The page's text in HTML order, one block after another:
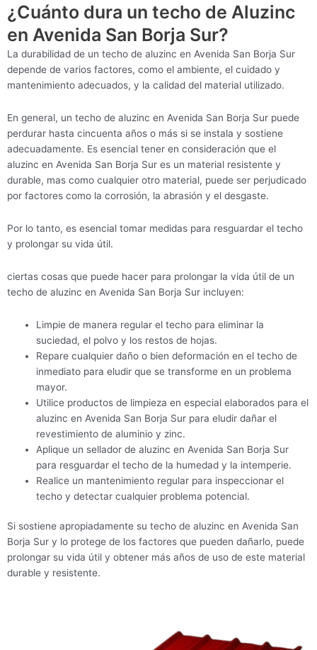
¿Cuánto dura un techo de Aluzinc
en Avenida San Borja Sur?
La durabilidad de un techo de aluzinc en Avenida San Borja Sur
depende de varios factores, como el ambiente, el cuidado y
mantenimiento adecuados, y la calidad del material utilizado.
En general, un techo de aluzinc en Avenida San Borja Sur puede
perdurar hasta cincuenta años o más si se instala y sostiene
adecuadamente. Es esencial tener en consideración que el
aluzinc en Avenida San Borja Sur es un material resistente y
durable, mas como cualquier otro material, puede ser perjudicado
por factores como la corrosión, la abrasión y el desgaste.
Por lo tanto, es esencial tomar medidas para resguardar el techo
y prolongar su vida útil.
ciertas cosas que puede hacer para prolongar la vida útil de un
techo de aluzinc en Avenida San Borja Sur incluyen:
Limpie de manera regular el techo para eliminar la
suciedad, el polvo y los restos de hojas.
Repare cualquier daño o bien deformación en el techo de
inmediato para eludir que se transforme en un problema
mayor.
Utilice productos de limpieza en especial elaborados para el
aluzinc en Avenida San Borja Sur para eludir dañar el
revestimiento de aluminio y zinc.
Aplique un sellador de aluzinc en Avenida San Borja Sur
para resguardar el techo de la humedad y la intemperie.
Realice un mantenimiento regular para inspeccionar el
techo y detectar cualquier problema potencial.
Si sostiene apropiadamente su techo de aluzinc en Avenida San
Borja Sur y lo protege de los factores que pueden dañarlo, puede
prolongar su vida útil y obtener más años de uso de este material
durable y resistente.